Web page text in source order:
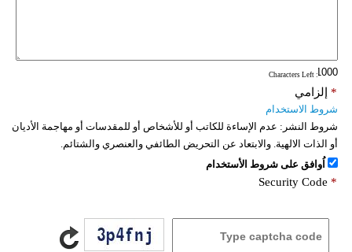
: Characters Left
إلزامي *
شروط الاستخدام
شروط النشر: عدم الإساءة للكاتب أو للأشخاص أو للمقدسات أو مهاجمة الأديان
أو الذات الالهية. والابتعاد عن التحريض الطائفي والعنصري والشتائم.
اُوافق على شروط الأستخدام
Security Code *